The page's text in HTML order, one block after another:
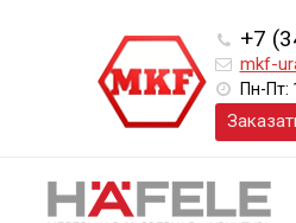
+7
mkf-
Пн-Пт: